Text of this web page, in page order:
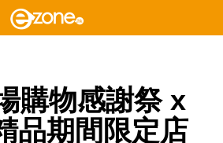
購物感謝祭 x
品期間限定店